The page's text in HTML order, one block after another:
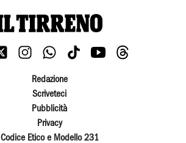
Redazione
Scriveteci
Pubblicità
Privacy
Codice Etico e Modello 231